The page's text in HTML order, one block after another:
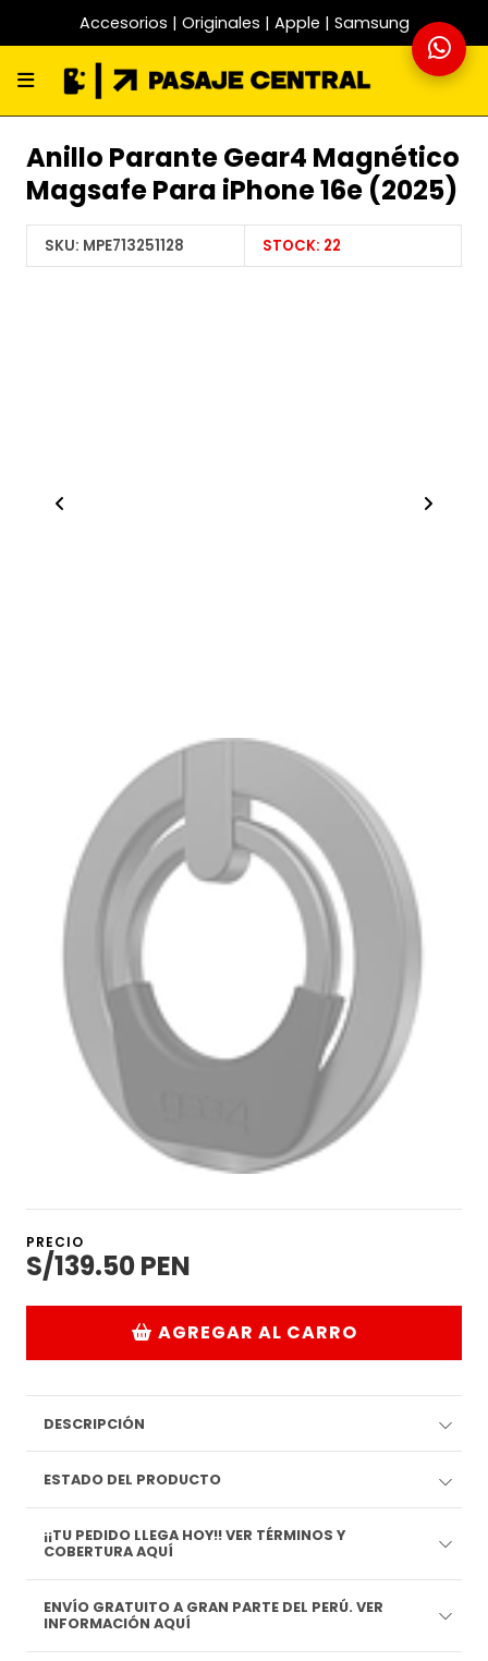
Accesorios | Originales | Apple | Samsung
Anillo Parante Gear4 Magnético
Magsafe Para iPhone 16e (2025)
SKU: MPE713251128 STOCK: 22
PRECIO
S/139.50 PEN
AGREGAR AL CARRO
DESCRIPCIÓN
ESTADO DEL PRODUCTO
¡¡TU PEDIDO LLEGA HOY!! VER TÉRMINOS Y
COBERTURA AQUÍ
ENVÍO GRATUITO A GRAN PARTE DEL PERÚ. VER
INFORMACIÓN AQUÍ